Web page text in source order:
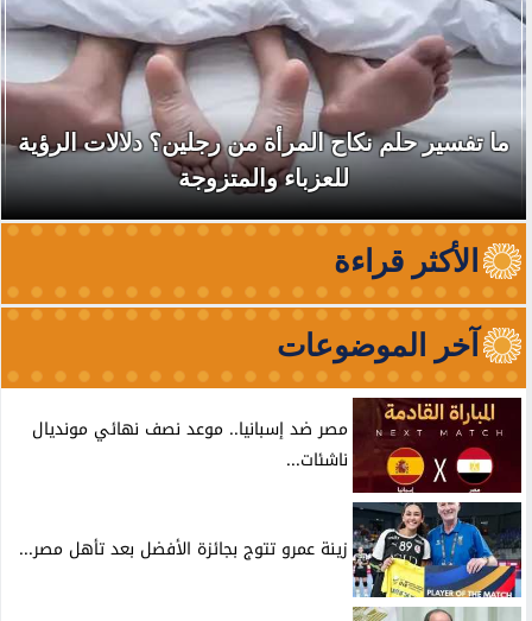
ما تفسير حلم نكاح المرأة من رجلين؟ دلالات الرؤية
للعزباء والمتزوجة
الأكثر قراءة
آخر الموضوعات
مصر ضد إسبانيا.. موعد نصف نهائي مونديال
ناشئات...
زينة عمرو تتوج بجائزة الأفضل بعد تأهل مصر...